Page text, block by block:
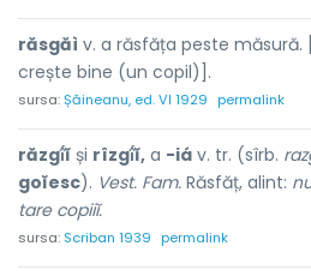
răsgăì v. a răsfăța peste măsură.
crește bine (un copil)].
sursa:Șăineanu, ed. VI 1929 permalink
răzgî́ĭ și rîzgî́ĭ, a -iá v. tr. (sîrb.
goĭesc). Vest. Fam. Răsfăț, alint:
tare copiiĭ.
sursa: Scriban 1939 permalink